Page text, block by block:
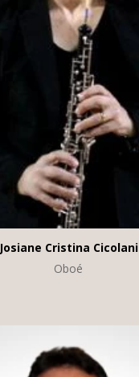
Josiane Cristina Cicolani
Oboé